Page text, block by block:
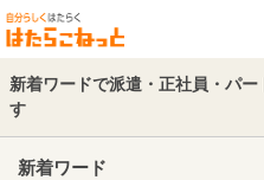
新着ワードで派遣・正社員・パ
す
新着ワード